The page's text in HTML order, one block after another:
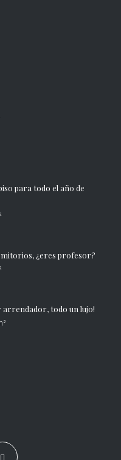
para todo el año de
¿eres profesor?
todo un lujo!